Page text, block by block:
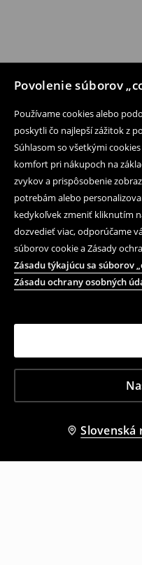
Povolenie súborov
Používame cookies alebo
poskytli čo najlepší zážitok z
Súhlasom so všetkými
komfort pri nákupoch na
zvykov a prispôsobenie
potrebám alebo
kedykoľvek zmeniť kliknutím
dozvedieť viac, odporúčame
súborov cookie a Zásady
Zásadu týkajúcu sa súborov
Zásadu ochrany osobných
Slovenská